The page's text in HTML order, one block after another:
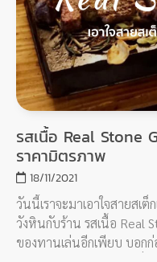
รสเนื้อ Real Stone
ราคามิตรภาพ
18/11/2021
วันนี้เราจะมาเอาใจสายสเ
วังหินกับร้าน รสเนื้อ Real
ของทานเล่นอีกเพียบ บอกก่